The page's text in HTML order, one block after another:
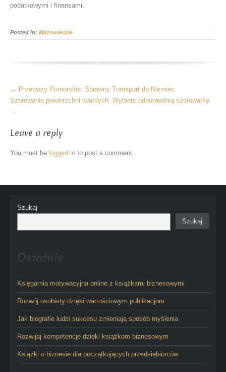
podatkowymi i finansami.
Posted in: Mazowieckie
More
Articles
← Przewozy Pomorskie: Sprawny Transport do Niemiec
Szorowanie powierzchni twardych: Wybierz odpowiednią szorowarkę
→
Leave a reply
You must be logged in to post a comment.
Szukaj
Szukaj
Ostatnie
Księgarnia motywacyjna online z książkami biznesowymi
Rozwój osobisty dzięki wartościowym publikacjom
Jak biografie ludzi sukcesu zmieniają sposób myślenia
Rozwijaj kompetencje dzięki książkom biznesowym
Książki o biznesie dla początkujących przedsiębiorców